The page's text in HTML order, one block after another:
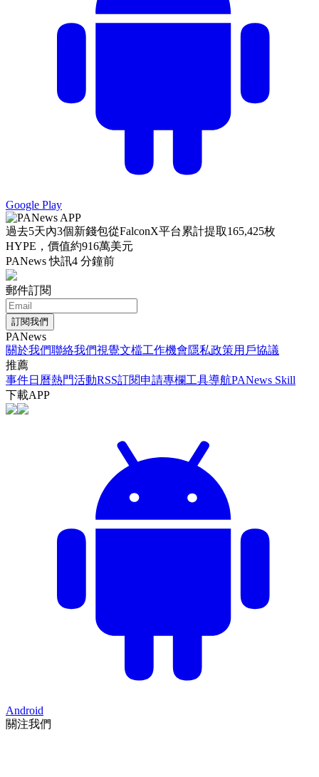
Google Play
過去5天內3個新錢包從FalconX平台累計提取165,425枚
HYPE，價值約916萬美元
PANews 快訊4 分鐘前
郵件訂閱
訂閱我們
PANews
關於我們聯絡我們視覺文檔工作機會隱私政策用戶協議
推薦
事件日曆熱門活動RSS訂閱申請專欄工具導航PANews Skill
下載APP
Android
關注我們